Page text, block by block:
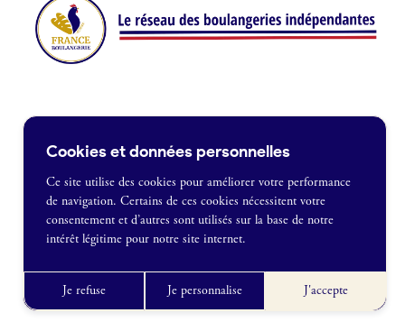
Je crée mon compte
France Boulangerie
1 rue Alexandre Fleming
09 86 23 49 09
Je souhaite être recontacté
CGU
Cookies et données personnelles
Ce site utilise des cookies pour améliorer votre performance
de navigation. Certains de ces cookies nécessitent votre
consentement et d’autres sont utilisés sur la base de notre
intérêt légitime pour notre site internet.
Je refuse Je personnalise J'accepte